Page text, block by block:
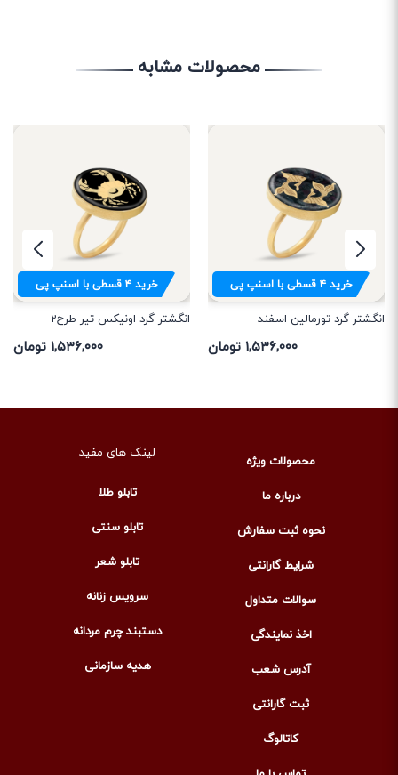
محصولات مشابه
خرید۴قسطی با اسنپ پی
انگشتر گرد تورمالین اسفند
۱,۵۳۶,۰۰۰ تومان
خرید۴قسطی با اسنپ پی
انگشتر گرد اونیکس تیر طرح2
۱,۵۳۶,۰۰۰ تومان
محصولات ویژه
درباره ما
نحوه ثبت سفارش
شرایط گارانتی
سوالات متداول
اخذ نمایندگی
آدرس شعب
ثبت گارانتی
کاتالوگ
لینک های مفید
تابلو طلا
تابلو سنتی
تابلو شعر
سرویس زنانه
دستبند چرم مردانه
هدیه سازمانی